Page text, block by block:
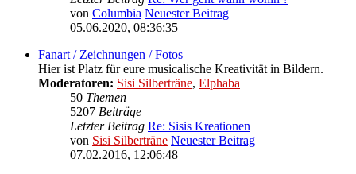
von Columbia Neuester Beitrag
05.06.2020, 08:36:35
Fanart / Zeichnungen / Fotos
Hier ist Platz für eure musicalische Kreativität in Bildern.
Moderatoren: Sisi Silberträne, Elphaba
50 Themen
5207 Beiträge
Letzter Beitrag Re: Sisis Kreationen
von Sisi Silberträne Neuester Beitrag
07.02.2016, 12:06:48